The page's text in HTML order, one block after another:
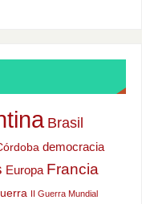
Brasil
democracia
Europa Francia
II Guerra Mundial